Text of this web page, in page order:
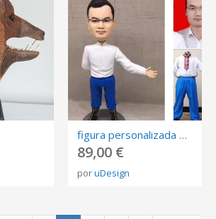
figura personalizada de fotos, 3D retrato Biscuit, muñeca de arte mini me personalizada
89,00 €
poruDesign